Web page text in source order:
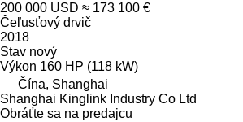
200 000 USD ≈ 173 100 €
Čeľusťový drvič
2018
Stav nový
Výkon 160 HP (118 kW)
Čína, Shanghai
Shanghai Kinglink Industry Co Ltd
Obráťte sa na predajcu